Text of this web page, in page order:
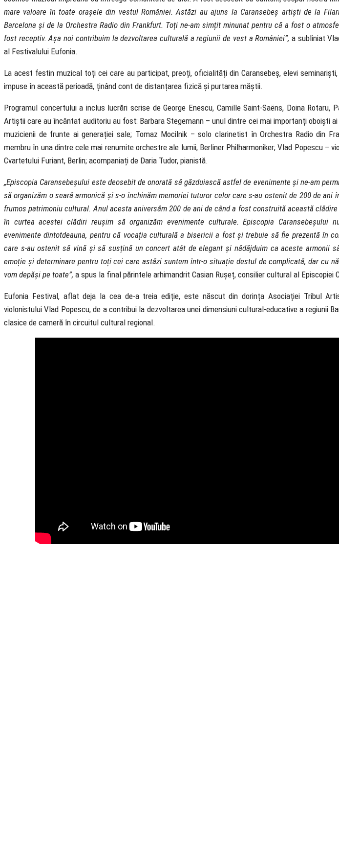
mare valoare în toate orașele din vestul României. Astăzi au ajuns la Caransebeș artiști de la
Barcelona și de la Orchestra Radio din Frankfurt. Toți ne-am simțit minunat pentru că a fost o
fost receptiv. Așa noi contribuim la dezvoltarea culturală a regiunii de vest a României”, a subliniat
al Festivalului Eufonia.
La acest festin muzical toți cei care au participat, preoți, oficialități din Caransebeș, elevi
impuse în această perioadă, ținând cont de distanțarea fizică și purtarea măștii.
Programul concertului a inclus lucrări scrise de George Enescu, Camille Saint-Saëns, Doina Rotaru,
Artiștii care au încântat auditoriu au fost: Barbara Stegemann – unul dintre cei mai importanți oboiști
muzicienii de frunte ai generației sale; Tomaz Mocilnik – solo clarinetist în Orchestra Radio din
membru în una dintre cele mai renumite orchestre ale lumii, Berliner Philharmoniker; Vlad Popescu –
Cvartetului Furiant, Berlin; acompaniați de Daria Tudor, pianistă.
„Episcopia Caransebeșului este deosebit de onorată să găzduiască astfel de evenimente și ne-am
să organizăm o seară armonică și s-o închinăm memoriei tuturor celor care s-au ostenit de 200 de ani
frumos patrimoniu cultural. Anul acesta aniversăm 200 de ani de când a fost construită această
în curtea acestei clădiri reușim să organizăm evenimente culturale. Episcopia Caransebeșului
evenimente dintotdeauna, pentru că vocația culturală a bisericii a fost și trebuie să fie prezentă în
care s-au ostenit să vină și să susțină un concert atât de elegant și nădăjduim ca aceste armonii
emoție și determinare pentru toți cei care astăzi suntem într-o situație destul de complicată, dar cu
vom depăși pe toate”, a spus la final părintele arhimandrit Casian Rușeț, consilier cultural al Episcopiei
Eufonia Festival, aflat deja la cea de-a treia ediție, este născut din dorința Asociației Tribul
violonistului Vlad Popescu, de a contribui la dezvoltarea unei dimensiuni cultural-educative a regiunii
clasice de cameră în circuitul cultural regional.